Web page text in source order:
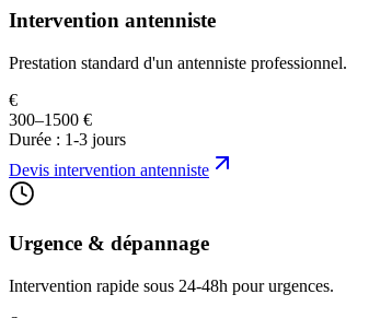
Intervention antenniste
Prestation standard d'un antenniste professionnel.
€
300–1500 €
Durée : 1-3 jours
Devis intervention antenniste
Urgence & dépannage
Intervention rapide sous 24-48h pour urgences.